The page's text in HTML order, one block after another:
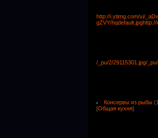
http://i.ytimg.com/vi/
gZVY/hqdefault.jpghttp://
/_pu/2/29115301.jpg/
Консервы из рыбы
[Общая кухня]